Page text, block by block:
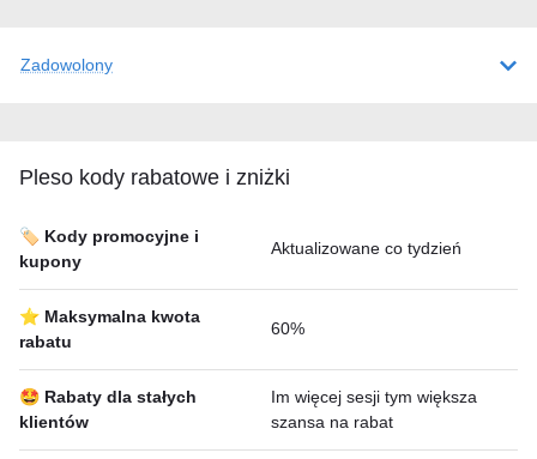
Zadowolony
Pleso kody rabatowe i zniżki
🏷️ Kody promocyjne i
kupony
Aktualizowane co tydzień
⭐ Maksymalna kwota
rabatu
60%
🤩 Rabaty dla stałych
klientów
Im więcej sesji tym większa
szansa na rabat